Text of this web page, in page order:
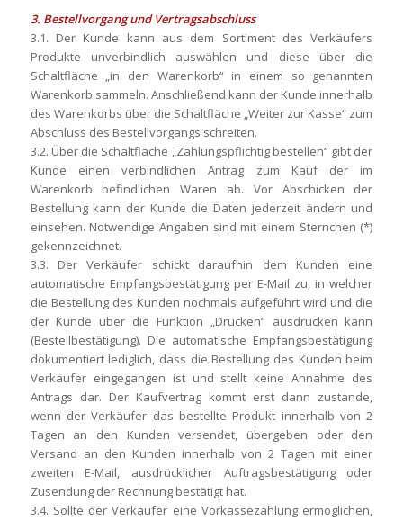
3. Bestellvorgang und Vertragsabschluss
3.1. Der Kunde kann aus dem Sortiment des Verkäufers
Produkte unverbindlich auswählen und diese über die
Schaltfläche „in den Warenkorb“ in einem so genannten
Warenkorb sammeln. Anschließend kann der Kunde innerhalb
des Warenkorbs über die Schaltfläche „Weiter zur Kasse“ zum
Abschluss des Bestellvorgangs schreiten.
3.2. Über die Schaltfläche „Zahlungspflichtig bestellen“ gibt der
Kunde einen verbindlichen Antrag zum Kauf der im
Warenkorb befindlichen Waren ab. Vor Abschicken der
Bestellung kann der Kunde die Daten jederzeit ändern und
einsehen. Notwendige Angaben sind mit einem Sternchen (*)
gekennzeichnet.
3.3. Der Verkäufer schickt daraufhin dem Kunden eine
automatische Empfangsbestätigung per E-Mail zu, in welcher
die Bestellung des Kunden nochmals aufgeführt wird und die
der Kunde über die Funktion „Drucken“ ausdrucken kann
(Bestellbestätigung). Die automatische Empfangsbestätigung
dokumentiert lediglich, dass die Bestellung des Kunden beim
Verkäufer eingegangen ist und stellt keine Annahme des
Antrags dar. Der Kaufvertrag kommt erst dann zustande,
wenn der Verkäufer das bestellte Produkt innerhalb von 2
Tagen an den Kunden versendet, übergeben oder den
Versand an den Kunden innerhalb von 2 Tagen mit einer
zweiten E-Mail, ausdrücklicher Auftragsbestätigung oder
Zusendung der Rechnung bestätigt hat.
3.4. Sollte der Verkäufer eine Vorkassezahlung ermöglichen,